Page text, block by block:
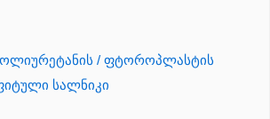
/ ფტოროპლასტის
სალნიკი